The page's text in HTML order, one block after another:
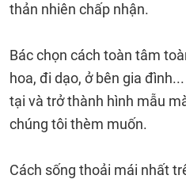
thản nhiên chấp nhận.
Bác chọn cách toàn tâm
hoa, đi dạo, ở bên gia
tại và trở thành hình mẫu
chúng tôi thèm muốn.
Cách sống thoải mái nhất